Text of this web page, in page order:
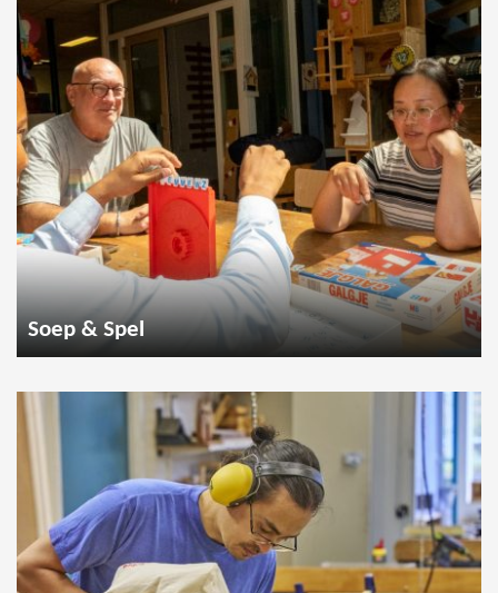
Soep & Spel